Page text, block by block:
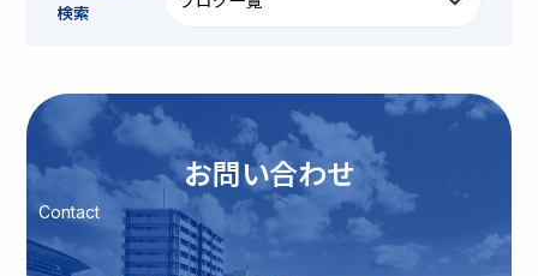
検索
お問い合わせ
Contact